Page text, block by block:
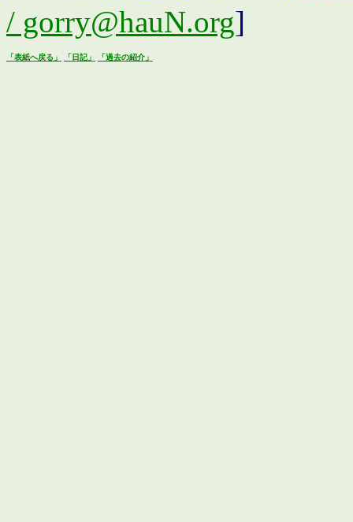
/ gorry@hauN.org]
「表紙へ戻る」 「日記」 「過去の紹介」